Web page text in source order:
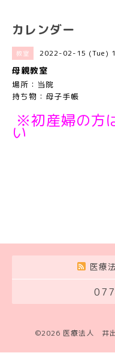
カレンダー
教室 2022-02-15 (Tue)
母親教室
場所：当院
持ち物：母子手帳
※初産婦の方
い
医療
©2026 医療法人 井